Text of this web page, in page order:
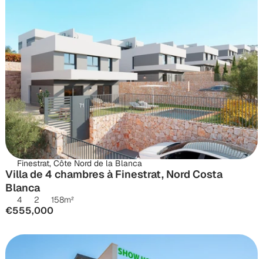
Finestrat, Côte Nord de la Blanca
Villa de 4 chambres à Finestrat, Nord Costa
Blanca
4 2 158m²
€555,000